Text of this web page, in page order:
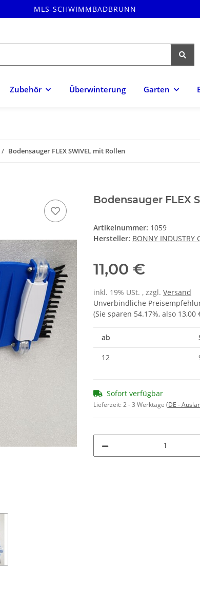
MLS-SCHWIMMBADBRUNN
Zubehör Überwinterung Garten
Bodensauger FLEX SWIVEL mit Rollen
Bodensauger FLEX
Artikelnummer: 1059
Hersteller: BONNY INDUSTRY
11,00 €
inkl. 19% USt. , zzgl. Versand
Unverbindliche
(Sie sparen 54.17%, also 13,00
ab
12
Sofort verfügbar
Lieferzeit:2 - 3 Werktage (DE -